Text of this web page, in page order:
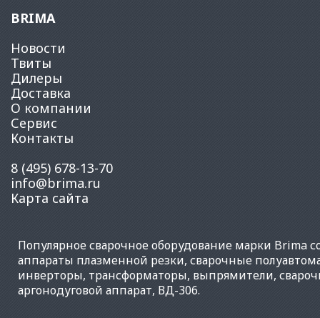
BRIMA
Новости
Твиты
Дилеры
Доставка
О компании
Сервис
Контакты
8 (495) 678-13-70
info@brima.ru
Карта сайта
Популярноесварочное оборудование марки Brima
аппараты плазменной резки, сварочные
инверторы, трансформаторы, выпрямители,
аргонодуговой аппарат, ВД-306.